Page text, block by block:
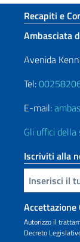
Recapiti e
Ambasciata
Avenida
Tel:
E-mail:
Gli uffici della
Iscriviti alla
Inserisci la tua email
Accettazione
Autorizzo il
Decreto